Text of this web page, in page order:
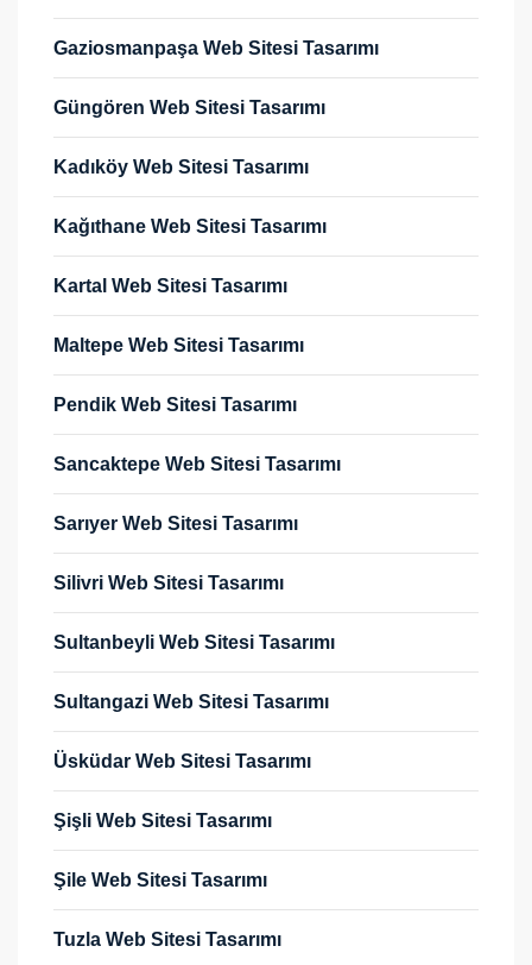
Gaziosmanpaşa Web Sitesi Tasarımı
Güngören Web Sitesi Tasarımı
Kadıköy Web Sitesi Tasarımı
Kağıthane Web Sitesi Tasarımı
Kartal Web Sitesi Tasarımı
Maltepe Web Sitesi Tasarımı
Pendik Web Sitesi Tasarımı
Sancaktepe Web Sitesi Tasarımı
Sarıyer Web Sitesi Tasarımı
Silivri Web Sitesi Tasarımı
Sultanbeyli Web Sitesi Tasarımı
Sultangazi Web Sitesi Tasarımı
Üsküdar Web Sitesi Tasarımı
Şişli Web Sitesi Tasarımı
Şile Web Sitesi Tasarımı
Tuzla Web Sitesi Tasarımı